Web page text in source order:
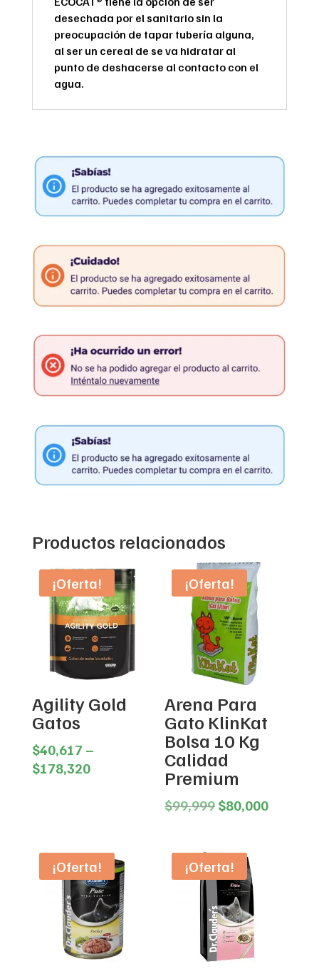
desechada por el sanitario sin la
preocupación de tapar tubería alguna,
al ser un cereal de se va hidratar al
punto de deshacerse al contacto con el
agua.
Productos relacionados
¡Oferta!
Agility Gold
Gatos
$40,617 –
$178,320Price
¡Oferta!
Arena Para
Gato KlinKat
Bolsa 10 Kg
Calidad
Premium
$99,999 Original
$99,999.
$80,000Current
¡Oferta! ¡Oferta!